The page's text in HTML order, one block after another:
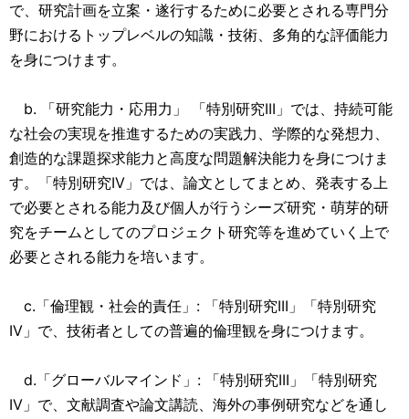
で、研究計画を立案・遂行するために必要とされる専門分
野におけるトップレベルの知識・技術、多角的な評価能力
を身につけます。
b. 「研究能力・応用力」 「特別研究III」では、持続可能
な社会の実現を推進するための実践力、学際的な発想力、
創造的な課題探求能力と高度な問題解決能力を身につけま
す。「特別研究IV」では、論文としてまとめ、発表する上
で必要とされる能力及び個人が行うシーズ研究・萌芽的研
究をチームとしてのプロジェクト研究等を進めていく上で
必要とされる能力を培います。
c.「倫理観・社会的責任」: 「特別研究III」「特別研究
IV」で、技術者としての普遍的倫理観を身につけます。
d.「グローバルマインド」: 「特別研究III」「特別研究
IV」で、文献調査や論文講読、海外の事例研究などを通し